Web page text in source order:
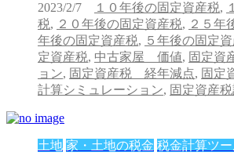
2023/2/7 １０年後の固定資産税,
税, ２０年後の固定資産税, ２５年
年後の固定資産税, ５年後の固定
定資産税, 中古家屋 価値, 固定資
ョン, 固定資産税 経年減点, 固定
計算シミュレーション, 固定資産
土地 家・土地の税金 税金計算ツ